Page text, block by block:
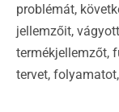
problémát,
jellemzőit,
termékjellemzőt,
tervet,